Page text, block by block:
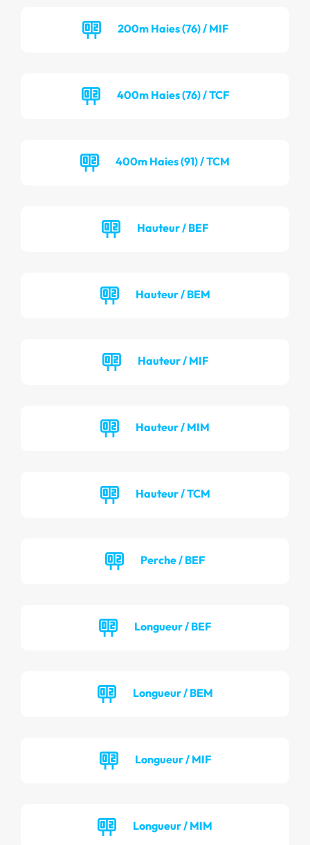
200m Haies (76) / MIF
400m Haies (76) / TCF
400m Haies (91) / TCM
Hauteur / BEF
Hauteur / BEM
Hauteur / MIF
Hauteur / MIM
Hauteur / TCM
Perche / BEF
Longueur / BEF
Longueur / BEM
Longueur / MIF
Longueur / MIM